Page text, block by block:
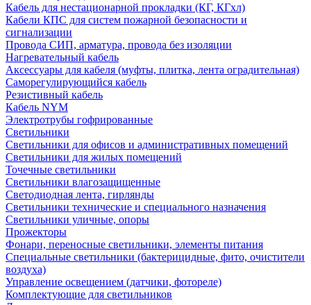
Кабель для нестационарной прокладки (КГ, КГхл)
Кабели КПС для систем пожарной безопасности и
сигнализации
Провода СИП, арматура, провода без изоляции
Нагревательный кабель
Аксессуары для кабеля (муфты, плитка, лента оградительная)
Саморегулирующийся кабель
Резистивный кабель
Кабель NYM
Электротрубы гофрированные
Светильники
Светильники для офисов и административных помещений
Светильники для жилых помещений
Точечные светильники
Светильники влагозащищенные
Светодиодная лента, гирлянды
Светильники технические и специального назначения
Светильники уличные, опоры
Прожекторы
Фонари, переносные светильники, элементы питания
Специальные светильники (бактерицидные, фито, очистители
воздуха)
Управление освещением (датчики, фотореле)
Комплектующие для светильников